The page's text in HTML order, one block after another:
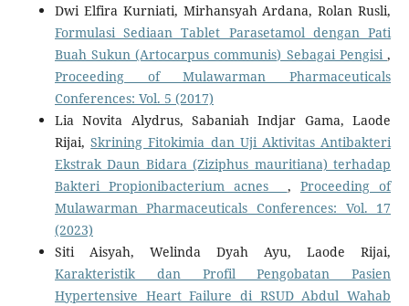
Dwi Elfira Kurniati, Mirhansyah Ardana, Rolan Rusli,
Formulasi Sediaan Tablet Parasetamol dengan Pati
Buah Sukun (Artocarpus communis) Sebagai Pengisi,
Proceeding of Mulawarman Pharmaceuticals
Conferences: Vol. 5 (2017)
Lia Novita Alydrus, Sabaniah Indjar Gama, Laode
Rijai,Skrining Fitokimia dan Uji Aktivitas Antibakteri
Ekstrak Daun Bidara (Ziziphus mauritiana) terhadap
Bakteri Propionibacterium acnes , Proceeding of
Mulawarman Pharmaceuticals Conferences: Vol. 17
(2023)
Siti Aisyah, Welinda Dyah Ayu, Laode Rijai,
Karakteristik dan Profil Pengobatan Pasien
Hypertensive Heart Failure di RSUD Abdul Wahab